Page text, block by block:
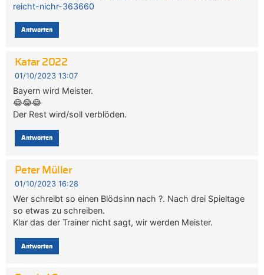
reicht-nichr-363660
Antworten
Katar 2022
01/10/2023 13:07
Bayern wird Meister.
😂😂😂
Der Rest wird/soll verblöden.
Antworten
Peter Müller
01/10/2023 16:28
Wer schreibt so einen Blödsinn nach ?. Nach drei Spieltage
so etwas zu schreiben.
Klar das der Trainer nicht sagt, wir werden Meister.
Antworten